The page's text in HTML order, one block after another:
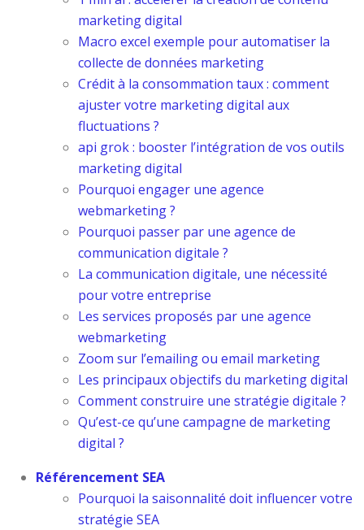
marketing digital
Macro excel exemple pour automatiser la
collecte de données marketing
Crédit à la consommation taux : comment
ajuster votre marketing digital aux
fluctuations ?
api grok : booster l’intégration de vos outils
marketing digital
Pourquoi engager une agence
webmarketing ?
Pourquoi passer par une agence de
communication digitale ?
La communication digitale, une nécessité
pour votre entreprise
Les services proposés par une agence
webmarketing
Zoom sur l’emailing ou email marketing
Les principaux objectifs du marketing digital
Comment construire une stratégie digitale ?
Qu’est-ce qu’une campagne de marketing
digital ?
Référencement SEA
Pourquoi la saisonnalité doit influencer votre
stratégie SEA